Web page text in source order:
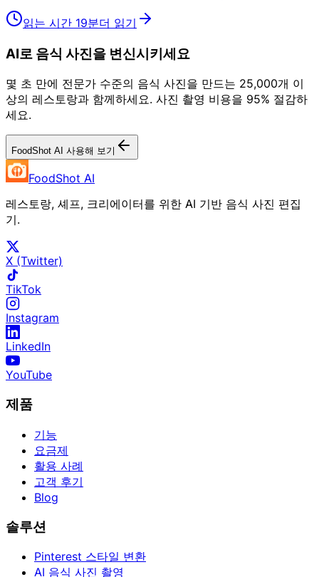
읽는 시간 19분더 읽기
AI로 음식 사진을 변신시키세요
몇 초 만에 전문가 수준의 음식 사진을 만드는 25,000개 이
상의 레스토랑과 함께하세요. 사진 촬영 비용을 95% 절감하
세요.
FoodShot AI 사용해 보기
FoodShot AI
레스토랑, 셰프, 크리에이터를 위한 AI 기반 음식 사진 편집
기.
X (Twitter)
TikTok
Instagram
LinkedIn
YouTube
제품
기능
요금제
활용 사례
고객 후기
Blog
솔루션
Pinterest 스타일 변환
AI 음식 사진 촬영